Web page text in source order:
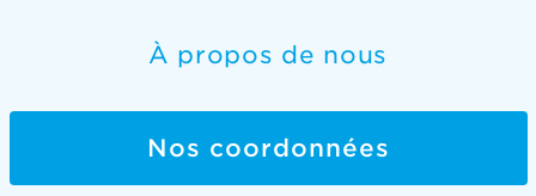
À propos de nous
Nos coordonnées